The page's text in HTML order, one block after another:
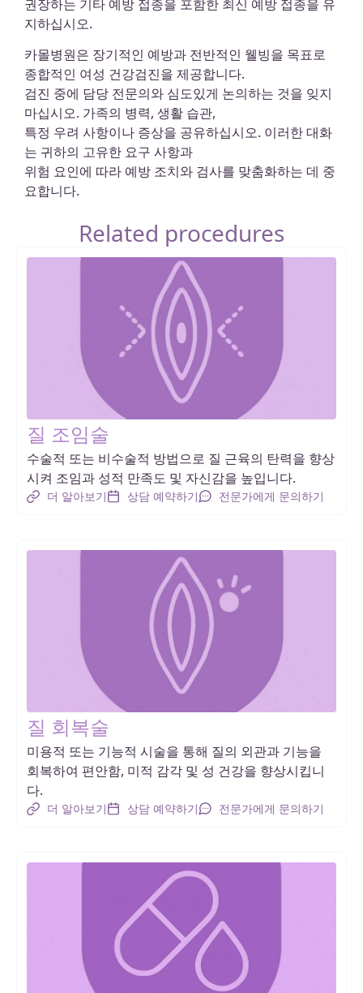
권장하는 기타 예방 접종을 포함한 최신 예방 접종을 유
지하십시오.
카몰병원은 장기적인 예방과 전반적인 웰빙을 목표로
종합적인 여성 건강검진을 제공합니다.
검진 중에 담당 전문의와 심도있게 논의하는 것을 잊지
마십시오. 가족의 병력, 생활 습관,
특정 우려 사항이나 증상을 공유하십시오. 이러한 대화
는 귀하의 고유한 요구 사항과
위험 요인에 따라 예방 조치와 검사를 맞춤화하는 데 중
요합니다.
Related procedures
질 조임술
수술적 또는 비수술적 방법으로 질 근육의 탄력을 향상
시켜 조임과 성적 만족도 및 자신감을 높입니다.
더 알아보기 상담 예약하기 전문가에게 문의하기
질 회복술
미용적 또는 기능적 시술을 통해 질의 외관과 기능을
회복하여 편안함, 미적 감각 및 성 건강을 향상시킵니
다.
더 알아보기 상담 예약하기 전문가에게 문의하기